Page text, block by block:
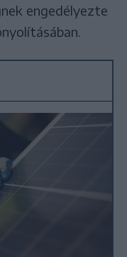
engedélyezte